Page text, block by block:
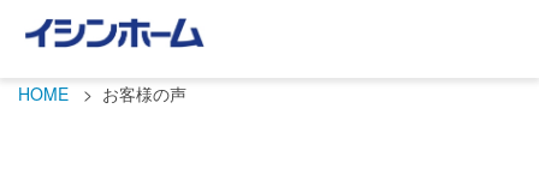
HOME お客様の声